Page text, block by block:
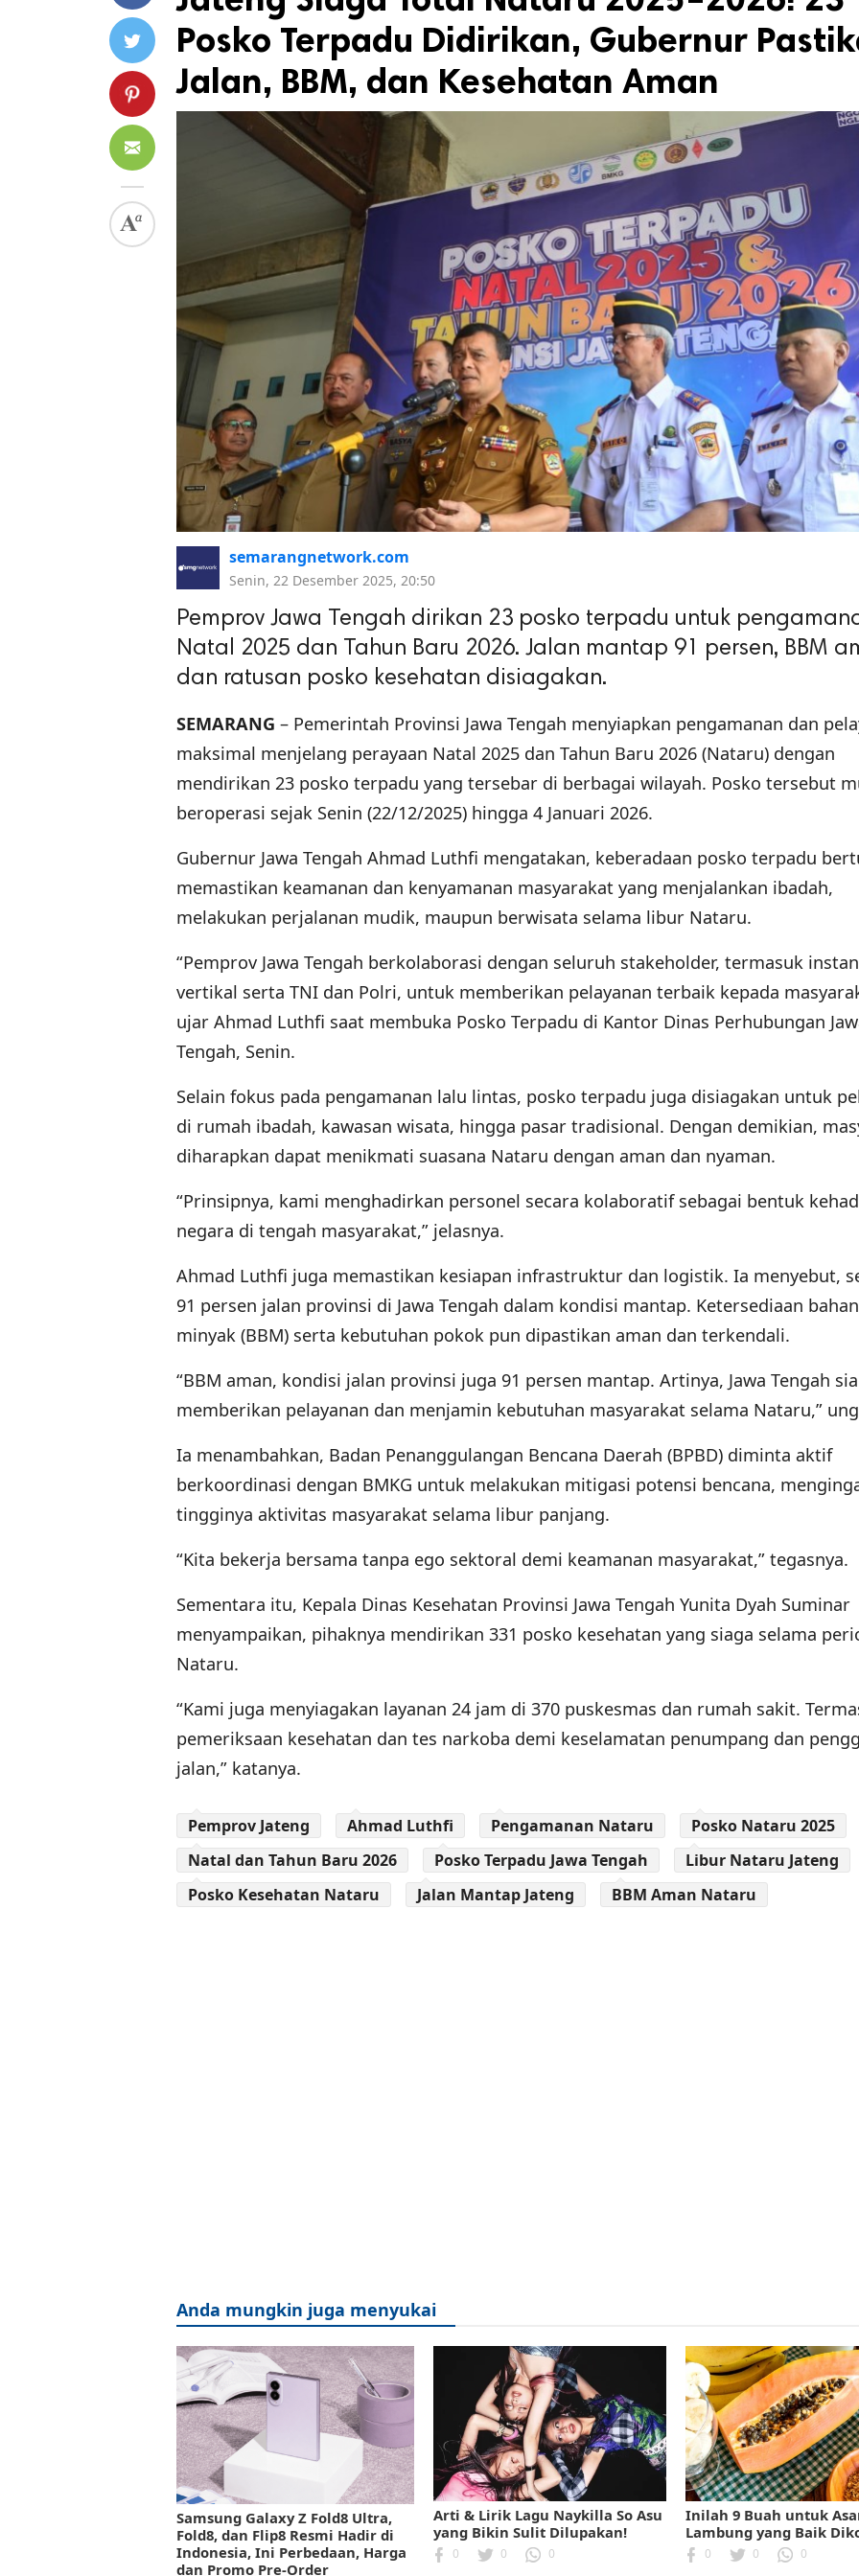
Posko Terpadu Didirikan, Gubernur
Jalan, BBM, dan Kesehatan Aman
semarangnetwork.com
Senin, 22 Desember 2025, 20:50
Pemprov Jawa Tengah dirikan 23 posko terpadu untuk
Natal 2025 dan Tahun Baru 2026. Jalan mantap 91 persen, BBM
dan ratusan posko kesehatan disiagakan.
SEMARANG – Pemerintah Provinsi Jawa Tengah menyiapkan pengamanan dan
maksimal menjelang perayaan Natal 2025 dan Tahun Baru 2026 (Nataru) dengan
mendirikan 23 posko terpadu yang tersebar di berbagai wilayah. Posko tersebut
beroperasi sejak Senin (22/12/2025) hingga 4 Januari 2026.
Gubernur Jawa Tengah Ahmad Luthfi mengatakan, keberadaan posko terpadu
memastikan keamanan dan kenyamanan masyarakat yang menjalankan ibadah,
melakukan perjalanan mudik, maupun berwisata selama libur Nataru.
“Pemprov Jawa Tengah berkolaborasi dengan seluruh stakeholder, termasuk
vertikal serta TNI dan Polri, untuk memberikan pelayanan terbaik kepada
ujar Ahmad Luthfi saat membuka Posko Terpadu di Kantor Dinas Perhubungan
Tengah, Senin.
Selain fokus pada pengamanan lalu lintas, posko terpadu juga disiagakan untuk
di rumah ibadah, kawasan wisata, hingga pasar tradisional. Dengan demikian,
diharapkan dapat menikmati suasana Nataru dengan aman dan nyaman.
“Prinsipnya, kami menghadirkan personel secara kolaboratif sebagai bentuk
negara di tengah masyarakat,” jelasnya.
Ahmad Luthfi juga memastikan kesiapan infrastruktur dan logistik. Ia menyebut,
91 persen jalan provinsi di Jawa Tengah dalam kondisi mantap. Ketersediaan
minyak (BBM) serta kebutuhan pokok pun dipastikan aman dan terkendali.
“BBM aman, kondisi jalan provinsi juga 91 persen mantap. Artinya, Jawa Tengah
memberikan pelayanan dan menjamin kebutuhan masyarakat selama Nataru,”
Ia menambahkan, Badan Penanggulangan Bencana Daerah (BPBD) diminta aktif
berkoordinasi dengan BMKG untuk melakukan mitigasi potensi bencana,
tingginya aktivitas masyarakat selama libur panjang.
“Kita bekerja bersama tanpa ego sektoral demi keamanan masyarakat,” tegasnya.
Sementara itu, Kepala Dinas Kesehatan Provinsi Jawa Tengah Yunita Dyah Suminar
menyampaikan, pihaknya mendirikan 331 posko kesehatan yang siaga selama
Nataru.
“Kami juga menyiagakan layanan 24 jam di 370 puskesmas dan rumah sakit.
pemeriksaan kesehatan dan tes narkoba demi keselamatan penumpang dan
jalan,” katanya.
Pemprov Jateng Ahmad Luthfi Pengamanan Nataru
Posko Nataru 2025
Natal dan Tahun Baru 2026
Posko Terpadu Jawa Tengah
Libur Nataru Jateng
Posko Kesehatan Nataru
Jalan Mantap Jateng BBM Aman Nataru
Anda mungkin juga menyukai
Samsung Galaxy Z Fold8 Ultra,
Fold8, dan Flip8 Resmi Hadir di
Indonesia, Ini Perbedaan, Harga
dan Promo Pre-Order
Arti & Lirik Lagu Naykilla So Asu
yang Bikin Sulit Dilupakan!
0 0 0
Inilah 9 Buah untuk
Lambung yang Baik
0 0 0